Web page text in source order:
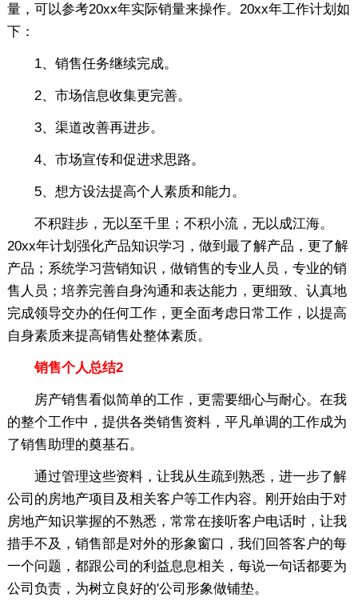
量，可以参考20xx年实际销量来操作。20xx年工作计划如
下：
1、销售任务继续完成。
2、市场信息收集更完善。
3、渠道改善再进步。
4、市场宣传和促进求思路。
5、想方设法提高个人素质和能力。
不积跬步，无以至千里；不积小流，无以成江海。
20xx年计划强化产品知识学习，做到最了解产品，更了解
产品；系统学习营销知识，做销售的专业人员，专业的销
售人员；培养完善自身沟通和表达能力，更细致、认真地
完成领导交办的任何工作，更全面考虑日常工作，以提高
自身素质来提高销售处整体素质。
销售个人总结2
房产销售看似简单的工作，更需要细心与耐心。在我
的整个工作中，提供各类销售资料，平凡单调的工作成为
了销售助理的奠基石。
通过管理这些资料，让我从生疏到熟悉，进一步了解
公司的房地产项目及相关客户等工作内容。刚开始由于对
房地产知识掌握的不熟悉，常常在接听客户电话时，让我
措手不及，销售部是对外的形象窗口，我们回答客户的每
一个问题，都跟公司的利益息息相关，每说一句话都要为
公司负责，为树立良好的'公司形象做铺垫。